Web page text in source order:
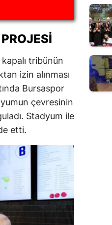
tribünün
izin alınması
Bursaspor
çevresinin
Stadyum ile
etti.